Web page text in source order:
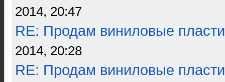
2014, 20:47
RE: Продам виниловые
2014, 20:28
RE: Продам виниловые